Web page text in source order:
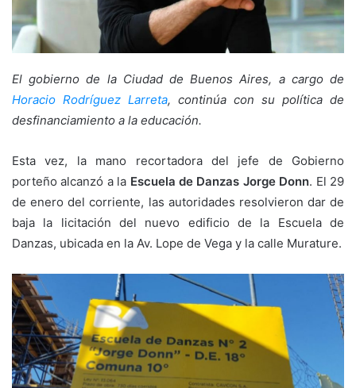
El gobierno de la Ciudad de Buenos Aires, a cargo de
Horacio Rodríguez Larreta, continúa con su política de
desfinanciamiento a la educación.
Esta vez, la mano recortadora del jefe de Gobierno
porteño alcanzó a la Escuela de Danzas Jorge Donn. El 29
de enero del corriente, las autoridades resolvieron dar de
baja la licitación del nuevo edificio de la Escuela de
Danzas, ubicada en la Av. Lope de Vega y la calle Murature.